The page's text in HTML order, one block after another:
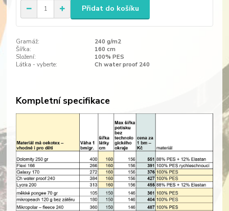
Přidat do košíku
Gramáž:
240 g/m2
Šířka:
160 cm
Složení:
100% PES
Látka - vyberte:
Ch water proof 240
Kompletní specifikace